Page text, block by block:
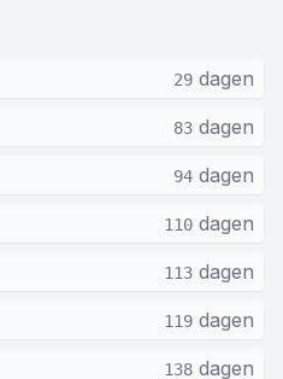
29 dagen
83 dagen
94 dagen
110 dagen
113 dagen
119 dagen
138 dagen